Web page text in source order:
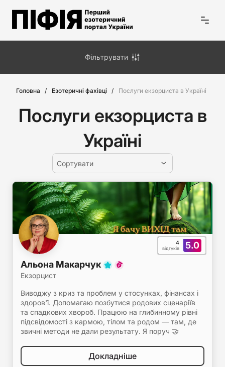
Головна Езотеричні фахівці Послуги екзорциста в Україні
Послуги екзорциста в
Україні
Сортувати
5.0
4
відгуків
Альона Макарчук
Екзорцист
Виводжу з криз та проблем у стосунках, фінансах і
здоров'ї. Допомагаю позбутися родових сценаріїв
та спадкових хвороб. Працюю на глибинному рівні
підсвідомості з кармою, тілом та родом — там, де
звичні методи не дали результату. Я поруч 🤝
Докладніше
Фільтрувати